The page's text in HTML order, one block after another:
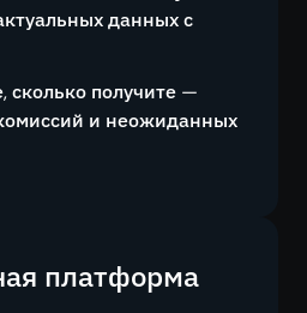
данных с
сколько получите —
и неожиданных
платформа